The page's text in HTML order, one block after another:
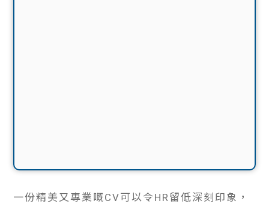
一份精美又專業嘅CV可以令HR留低深刻印象，